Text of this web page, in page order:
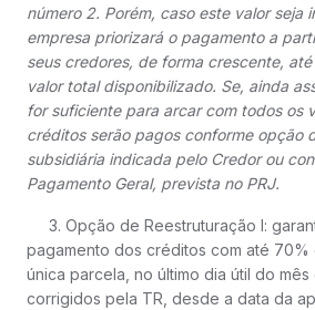
número 2. Porém, caso este valor seja
empresa priorizará o pagamento a
seus credores, de forma crescente,
valor total disponibilizado. Se, ainda
for suficiente para arcar com todos os
créditos serão pagos conforme opção
subsidiária indicada pelo Credor ou
Pagamento Geral, prevista no PRJ.
3. Opção de Reestruturação I:
pagamento dos créditos com até 70%
única parcela, no último dia útil do
corrigidos pela TR, desde a data da